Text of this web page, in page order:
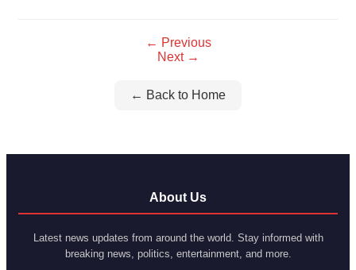
← Previous
Next →
← Back to Home
About Us
Latest news updates from around the world. Stay informed with
breaking news, politics, entertainment, and more.